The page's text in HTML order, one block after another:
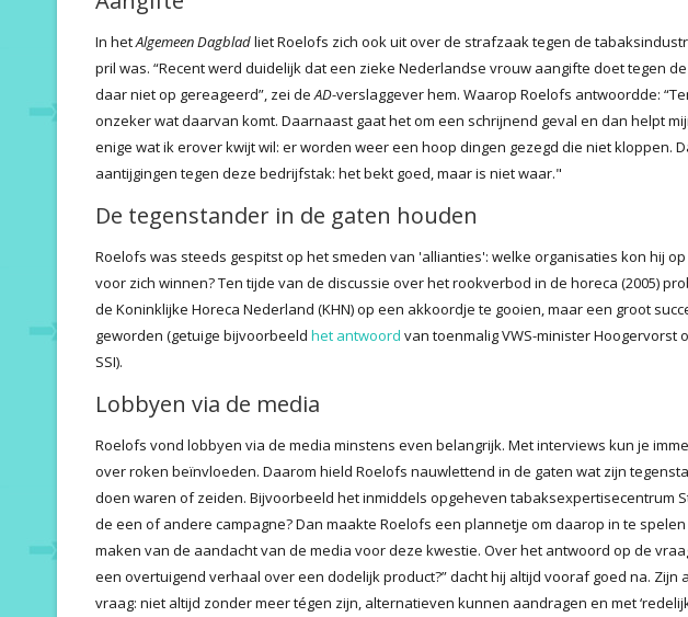
In hetAlgemeen Dagbladliet Roelofs zich ook uit over de strafzaak tegen de
pril was. “Recent werd duidelijk dat een zieke Nederlandse vrouw aangifte doet tegen
daar niet op gereageerd”, zei deAD-verslaggever hem. Waarop Roelofs antwoordde:
onzeker wat daarvan komt. Daarnaast gaat het om een schrijnend geval en dan helpt
enige wat ik erover kwijt wil: er worden weer een hoop dingen gezegd die niet kloppen.
aantijgingen tegen deze bedrijfstak: het bekt goed, maar is niet waar."
De tegenstander in de gaten houden
Roelofs was steeds gespitst op het smeden van 'allianties': welke organisaties kon hij
voor zich winnen? Ten tijde van de discussie over het rookverbod in de horeca (2005)
de Koninklijke Horeca Nederland (KHN) op een akkoordje te gooien, maar een groot
geworden (getuige bijvoorbeeld het antwoord van toenmalig VWS-minister Hoogervorst
SSI).
Lobbyen via de media
Roelofs vond lobbyen via de media minstens even belangrijk. Met interviews kun je
over roken beïnvloeden. Daarom hield Roelofs nauwlettend in de gaten wat zijn
doen waren of zeiden. Bijvoorbeeld het inmiddels opgeheven tabaksexpertisecentrum
de een of andere campagne? Dan maakte Roelofs een plannetje om daarop in te
maken van de aandacht van de media voor deze kwestie. Over het antwoord op de
een overtuigend verhaal over een dodelijk product?” dacht hij altijd vooraf goed na. Zijn
vraag: niet altijd zonder meer tégen zijn, alternatieven kunnen aandragen en met